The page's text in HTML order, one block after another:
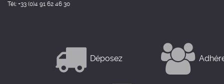
Tél: +33 (0)4 91 62 46 30
Déposez